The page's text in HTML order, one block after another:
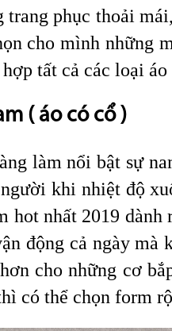
trang phục thoải
cho mình những
hợp tất cả các loại
( áo có cổ )
làm nổi bật sự
khi nhiệt độ
hot nhất 2019
động cả ngày
cho những cơ
có thể chọn form